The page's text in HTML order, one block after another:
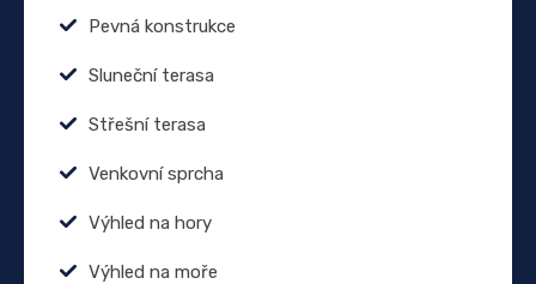
Pevná konstrukce
Sluneční terasa
Střešní terasa
Venkovní sprcha
Výhled na hory
Výhled na moře